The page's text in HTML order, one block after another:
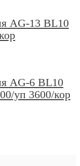
AG-13 BL10
AG-6 BL10
уп 3600/кор